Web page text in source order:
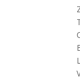
van 2
koffie/thee,